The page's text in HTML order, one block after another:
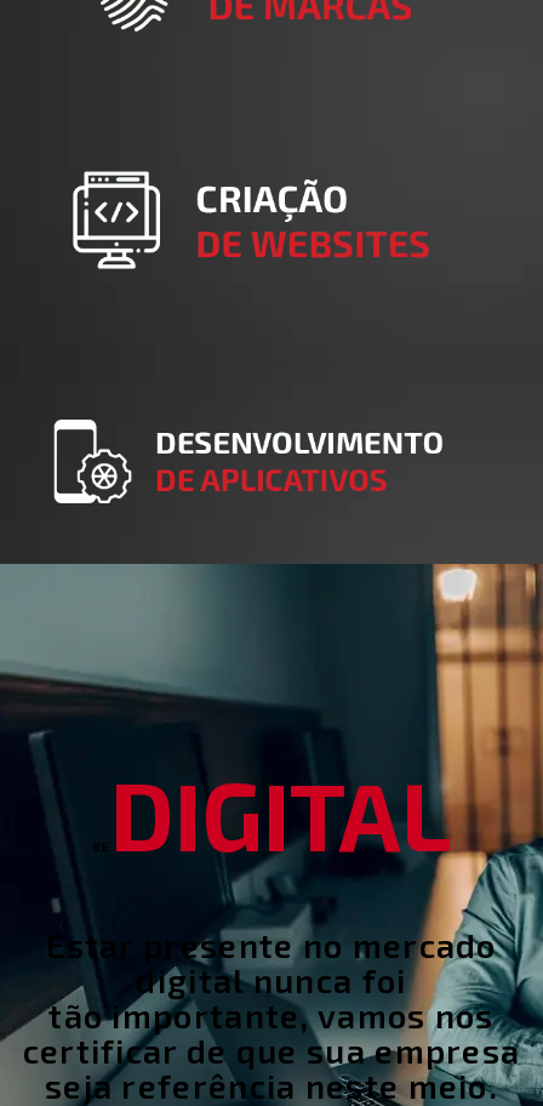
BE DIGITAL
Estar presente no mercado
digital nunca foi
tão importante, vamos nos
certificar de que sua empresa
seja referência neste meio.